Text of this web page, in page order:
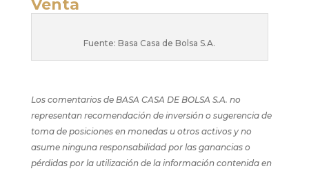
Venta
Fuente: Basa Casa de Bolsa S.A.
Los comentarios de BASA CASA DE BOLSA S.A. no
representan recomendación de inversión o sugerencia de
toma de posiciones en monedas u otros activos y no
asume ninguna responsabilidad por las ganancias o
pérdidas por la utilización de la información contenida en